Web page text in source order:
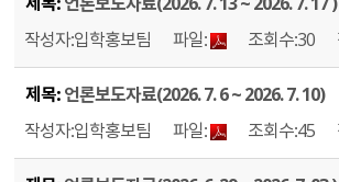
입학홍보팀
30
언론보도자료(2026. 7. 6 ~ 2026. 7. 10)
입학홍보팀
45